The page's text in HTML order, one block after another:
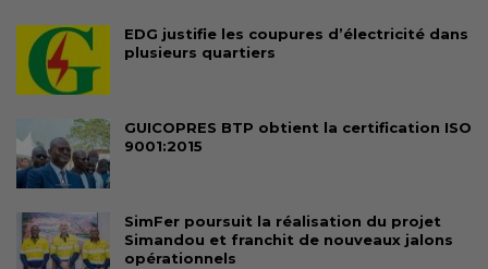
EDG justifie les coupures d’électricité dans
plusieurs quartiers
GUICOPRES BTP obtient la certification ISO
9001:2015
SimFer poursuit la réalisation du projet
Simandou et franchit de nouveaux jalons
opérationnels